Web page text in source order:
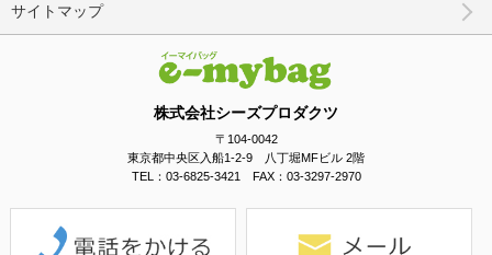
株式会社シーズプロダクツ
〒104-0042
東京都中央区入船1-2-9 八丁堀MFビル 2階
TEL：03-6825-3421 FAX：03-3297-2970
サイトマップ